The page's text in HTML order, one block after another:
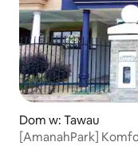
Dom w: Tawau
[AmanahPark]